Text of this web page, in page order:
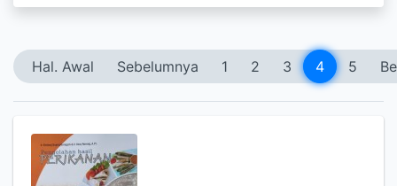
Hal. Awal Sebelumnya 1 2 3 4 5